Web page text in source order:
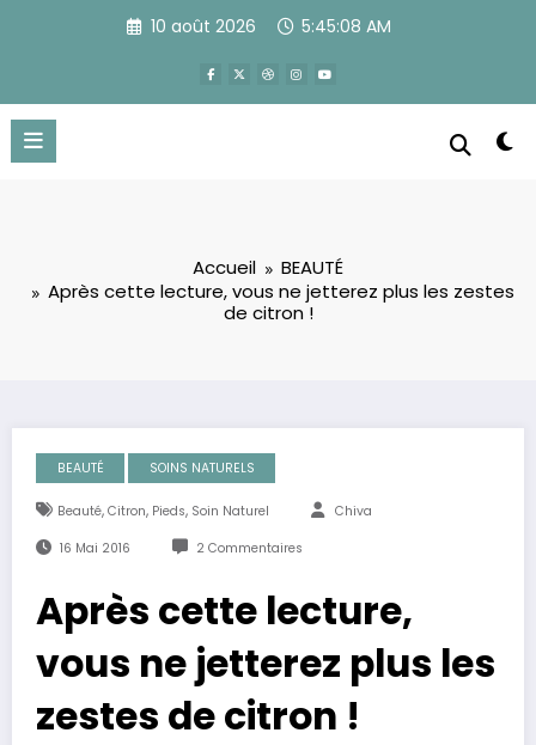
10 août 2026 5:45:08 AM
Accueil
BEAUTÉ
Après cette lecture, vous ne jetterez plus les zestes
de citron !
BEAUTÉ SOINS NATURELS
Beauté, Citron, Pieds, Soin Naturel Chiva
16 Mai 2016 2 Commentaires
Après cette lecture,
vous ne jetterez plus les
zestes de citron !